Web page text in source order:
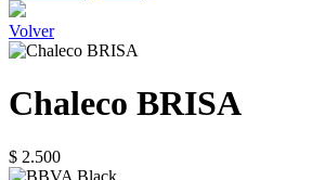
Volver
Chaleco BRISA
$ 2.500